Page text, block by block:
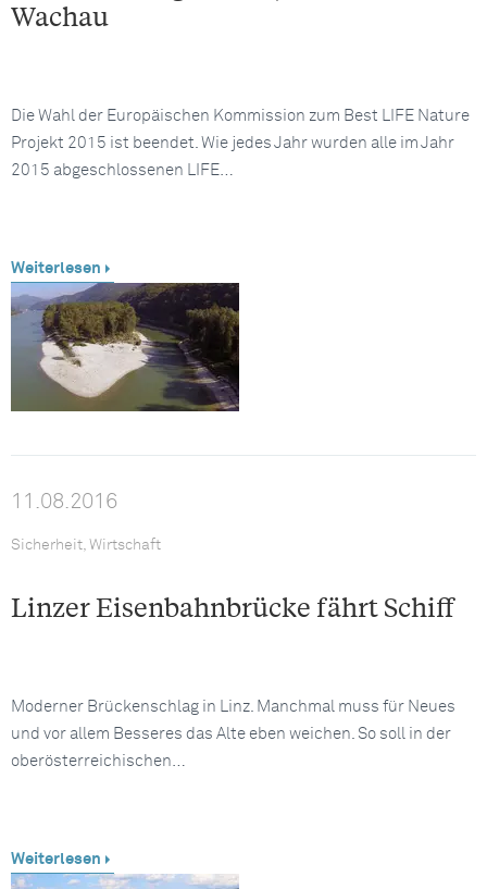
Wachau
Die Wahl der Europäischen Kommission zum Best LIFE Nature
Projekt 2015 ist beendet. Wie jedes Jahr wurden alle im Jahr
2015 abgeschlossenen LIFE…
Weiterlesen
11.08.2016
Sicherheit, Wirtschaft
Linzer Eisenbahnbrücke fährt Schiff
Moderner Brückenschlag in Linz. Manchmal muss für Neues
und vor allem Besseres das Alte eben weichen. So soll in der
oberösterreichischen…
Weiterlesen